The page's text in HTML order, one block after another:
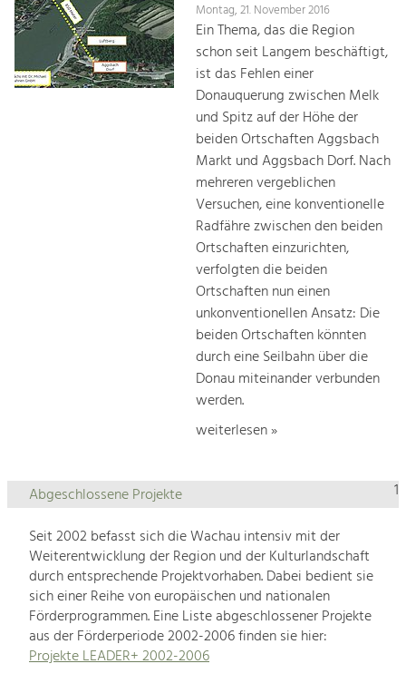
Montag, 21. November 2016
Ein Thema, das die Region
schon seit Langem beschäftigt,
ist das Fehlen einer
Donauquerung zwischen Melk
und Spitz auf der Höhe der
beiden Ortschaften Aggsbach
Markt und Aggsbach Dorf. Nach
mehreren vergeblichen
Versuchen, eine konventionelle
Radfähre zwischen den beiden
Ortschaften einzurichten,
verfolgten die beiden
Ortschaften nun einen
unkonventionellen Ansatz: Die
beiden Ortschaften könnten
durch eine Seilbahn über die
Donau miteinander verbunden
werden.
weiterlesen »
1
Abgeschlossene Projekte
Seit 2002 befasst sich die Wachau intensiv mit der
Weiterentwicklung der Region und der Kulturlandschaft
durch entsprechende Projektvorhaben. Dabei bedient sie
sich einer Reihe von europäischen und nationalen
Förderprogrammen. Eine Liste abgeschlossener Projekte
aus der Förderperiode 2002-2006 finden sie hier:
Projekte LEADER+ 2002-2006